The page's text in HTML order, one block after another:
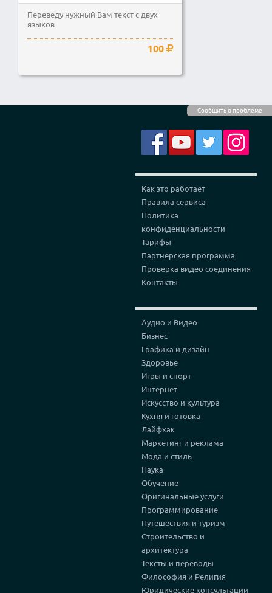
Сообщить о проблеме
Переведу нужный Вам текст с двух
языков
100
Как это работает
Правила сервиса
Политика
конфиденциальности
Тарифы
Партнерская программа
Проверка видео соединения
Контакты
Аудио и Видео
Бизнес
Графика и дизайн
Здоровье
Игры и спорт
Интернет
Искусство и культура
Кухня и готовка
Лайфхак
Маркетинг и реклама
Мода и стиль
Наука
Обучение
Оригинальные услуги
Программирование
Путешествия и туризм
Строительство и
архитектура
Тексты и переводы
Философия и Религия
Юридические консультации